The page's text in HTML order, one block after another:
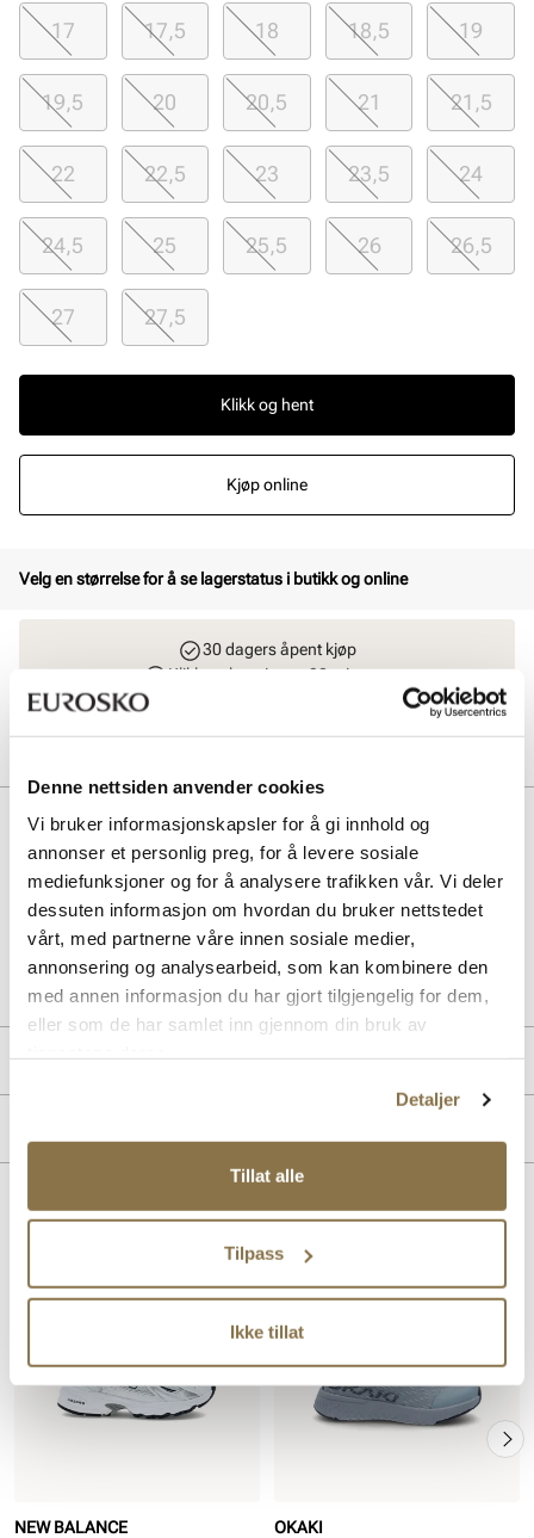
Denne nettsiden anvender cookies
Vi bruker informasjonskapsler for å gi innhold og
annonser et personlig preg, for å levere sosiale
mediefunksjoner og for å analysere trafikken vår. Vi deler
dessuten informasjon om hvordan du bruker nettstedet
vårt, med partnerne våre innen sosiale medier,
annonsering og analysearbeid, som kan kombinere den
med annen informasjon du har gjort tilgjengelig for dem,
eller som de har samlet inn gjennom din bruk av
Detaljer
Tillat alle
Tilpass
Ikke tillat
17 17,5 18 18,5 19
19,5 20 20,5 21 21,5
22 22,5 23 23,5 24
24,5 25 25,5 26 26,5
27 27,5
Klikk og hent
Kjøp online
Velg en størrelse for å se lagerstatus i butikk og online
30 dagers åpent kjøp
Klikk og hent innen 30 minutter
Beskrivelse
Tøff og sporty sneaker til de minste med strikklisser og en superlett
såle.
IZ530SB1_
Produktdetaljer
For:Textil
Lignende produkter
NEW BALANCE
OKAKI